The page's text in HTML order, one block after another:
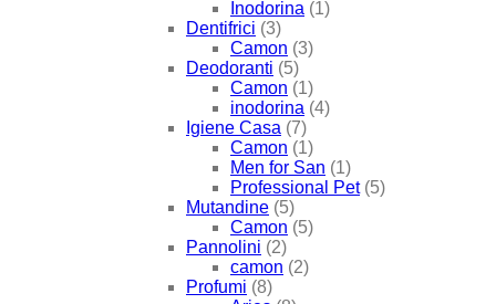
Inodorina (1)
Dentifrici (3)
Camon (3)
Deodoranti (5)
Camon (1)
inodorina (4)
Igiene Casa (7)
Camon (1)
Men for San (1)
Professional Pet (5)
Mutandine (5)
Camon (5)
Pannolini (2)
camon (2)
Profumi (8)